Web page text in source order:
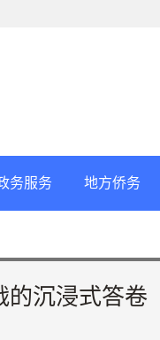
务服务 地方侨务
的沉浸式答卷